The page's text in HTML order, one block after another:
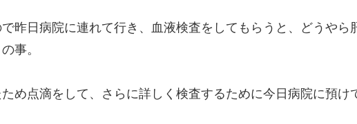
昨日病院に連れて行き、血液検査をしてもらうと、どうやら
事。
め点滴をして、さらに詳しく検査するために今日病院に預け